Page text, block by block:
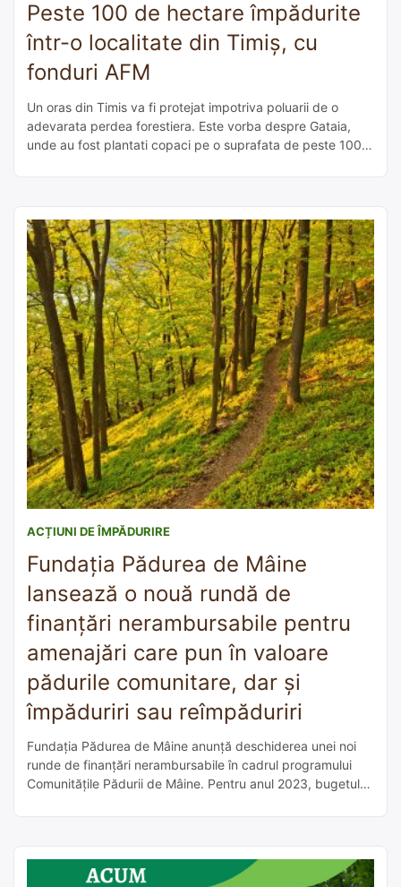
Peste 100 de hectare împădurite
într-o localitate din Timiș, cu
fonduri AFM
Un oras din Timis va fi protejat impotriva poluarii de o
adevarata perdea forestiera. Este vorba despre Gataia,
unde au fost plantati copaci pe o suprafata de peste 100
ACȚIUNI DE ÎMPĂDURIRE
Fundația Pădurea de Mâine
lansează o nouă rundă de
finanțări nerambursabile pentru
amenajări care pun în valoare
pădurile comunitare, dar și
împăduriri sau reîmpăduriri
Fundația Pădurea de Mâine anunță deschiderea unei noi
runde de finanțări nerambursabile în cadrul programului
Comunitățile Pădurii de Mâine. Pentru anul 2023, bugetul